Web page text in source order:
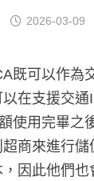
2026-03-09
既可以作為
在支援交
使用完畢之
商來進行
因此他們